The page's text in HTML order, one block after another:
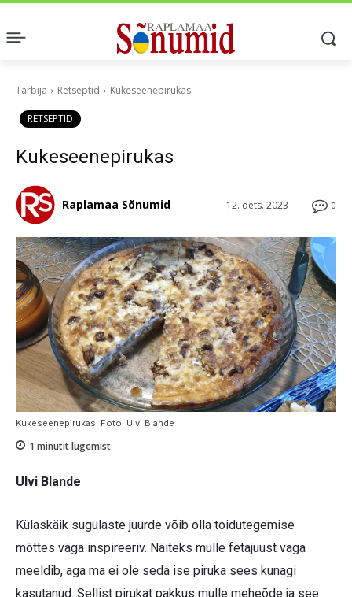
Tarbija Retseptid Kukeseenepirukas
RETSEPTID
Kukeseenepirukas
0
12. dets. 2023
Raplamaa Sõnumid
Kukeseenepirukas. Foto: Ulvi Blande
1 minutit lugemist
Ulvi Blande
Külaskäik sugulaste juurde võib olla toidutegemise
mõttes väga inspireeriv. Näiteks mulle fetajuust väga
meeldib, aga ma ei ole seda ise piruka sees kunagi
kasutanud. Sellist pirukat pakkus mulle meheõde ja see